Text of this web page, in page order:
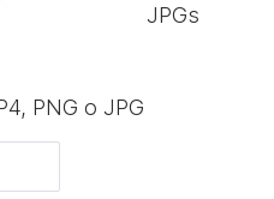
JPGs
PNG o JPG